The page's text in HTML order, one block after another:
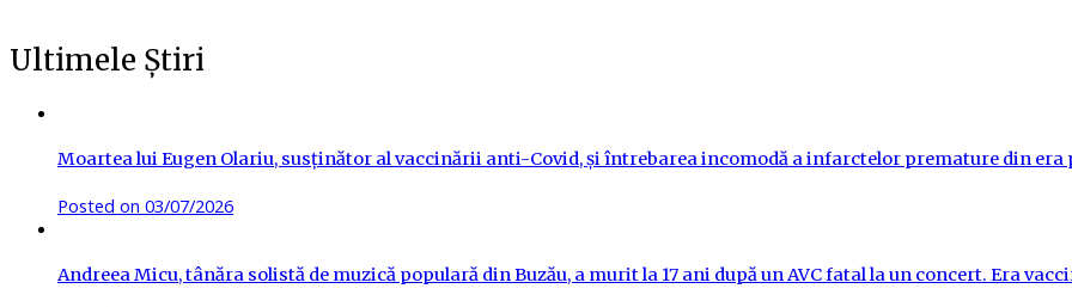
Ultimele Știri
Moartea lui Eugen Olariu, susținător al vaccinării anti-Covid, și întrebarea incomodă a infarctelor premature din era
Posted on 03/07/2026
Andreea Micu, tânăra solistă de muzică populară din Buzău, a murit la 17 ani după un AVC fatal la un concert. Era